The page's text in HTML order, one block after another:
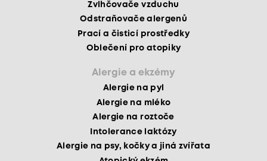
Zvlhčovače vzduchu
Odstraňovače alergenů
Prací a čisticí prostředky
Oblečení pro atopiky
Alergie a ekzémy
Alergie na pyl
Alergie na mléko
Alergie na roztoče
Intolerance laktózy
Alergie na psy, kočky a jiná zvířata